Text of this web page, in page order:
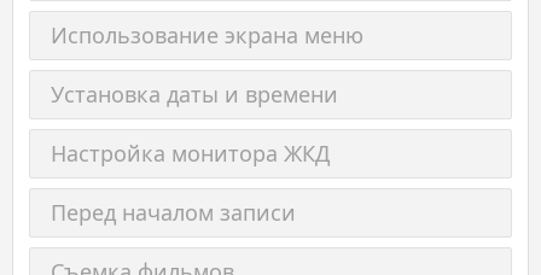
Использование экрана меню
Установка даты и времени
Настройка монитора ЖКД
Перед началом записи